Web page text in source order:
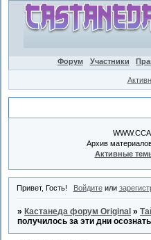
Форум Участники
Архив
Активные
Привет, Гость! Войдитеили
» Кастанеда форум Original »
получилось за эти дни